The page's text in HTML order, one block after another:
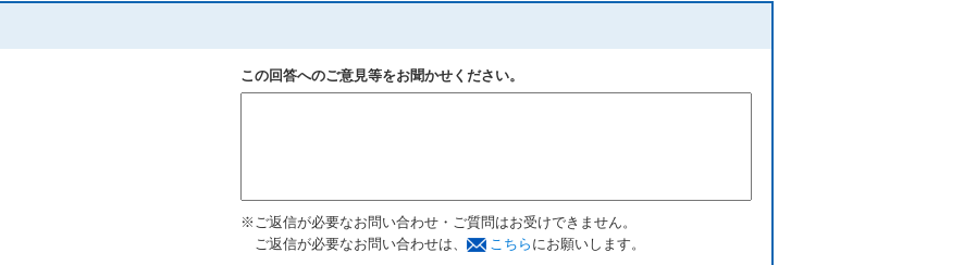
この回答へのご意見等をお聞かせください。
※ご返信が必要なお問い合わせ・ご質問はお受けできません。
ご返信が必要なお問い合わせは、
こちら にお願いします。